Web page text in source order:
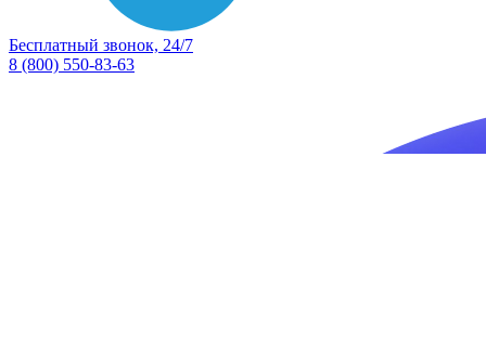
Бесплатный звонок, 24/7
8 (800) 550-83-63